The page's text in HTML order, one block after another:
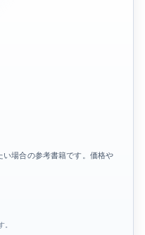
場合の参考書籍です。価格や